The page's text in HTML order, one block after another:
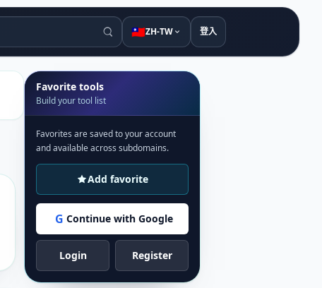
🇹🇼ZH-TW 登入
Favorite tools
Build your tool list
Favorites are saved to your account
and available across subdomains.
Add favorite
G Continue with Google
Login Register